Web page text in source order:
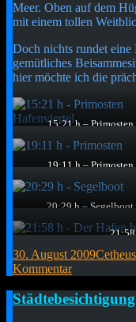
Meer. Oben auf dem
mit einem tollen
Doch nichts rundet eine
gemütliches
hier möchte ich die
15:21 h – Primosten
Rund um den Hafen sind
schön gestaltete Parks
19:11 h – Primosten
kommt immer wieder
Urlaubsstimmung auf.
20:29 h – Segelboot
Sonnenuntergang auf
Untergehenden Sonne
21:58
30. August 2009Cetheus
Kommentar
Kurzmitteilung